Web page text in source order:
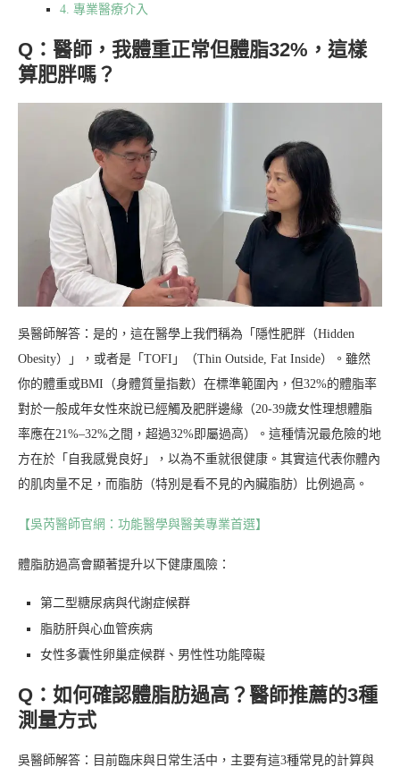
4. 專業醫療介入
Q：醫師，我體重正常但體脂32%，這樣
算肥胖嗎？
吳醫師解答：是的，這在醫學上我們稱為「隱性肥胖（Hidden
Obesity）」，或者是「TOFI」（Thin Outside, Fat Inside）。雖然
你的體重或BMI（身體質量指數）在標準範圍內，但32%的體脂率
對於一般成年女性來說已經觸及肥胖邊緣（20-39歲女性理想體脂
率應在21%–32%之間，超過32%即屬過高）。這種情況最危險的地
方在於「自我感覺良好」，以為不重就很健康。其實這代表你體內
的肌肉量不足，而脂肪（特別是看不見的內臟脂肪）比例過高。
【吳芮醫師官網：功能醫學與醫美專業首選】
體脂肪過高會顯著提升以下健康風險：
第二型糖尿病與代謝症候群
脂肪肝與心血管疾病
女性多囊性卵巢症候群、男性性功能障礙
Q：如何確認體脂肪過高？醫師推薦的3種
測量方式
吳醫師解答：目前臨床與日常生活中，主要有這3種常見的計算與